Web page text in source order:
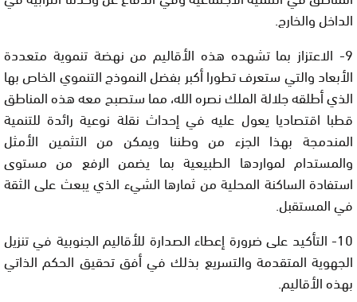
الداخل والخارج.
9- الاعتزاز بما تشهده هذه الأقاليم من نهضة تنموية متعددة
الأبعاد والتي ستعرف تطورا أكبر بفضل النموذج التنموي الخاص بها
الذي أطلقه جلالة الملك نصره الله، مما ستصبح معه هذه المناطق
قطبا اقتصاديا يعول عليه في إحداث نقلة نوعية رائدة للتنمية
المندمجة بهذا الجزء من وطننا ويمكن من التثمين الأمثل
والمستدام لمواردها الطبيعية بما يضمن الرفع من مستوى
استفادة الساكنة المحلية من ثمارها الشيء الذي يبعث على الثقة
في المستقبل.
10- التأكيد على ضرورة إعطاء الصدارة للأقاليم الجنوبية في تنزيل
الجهوية المتقدمة والتسريع بذلك في أفق تحقيق الحكم الذاتي
بهذه الأقاليم.